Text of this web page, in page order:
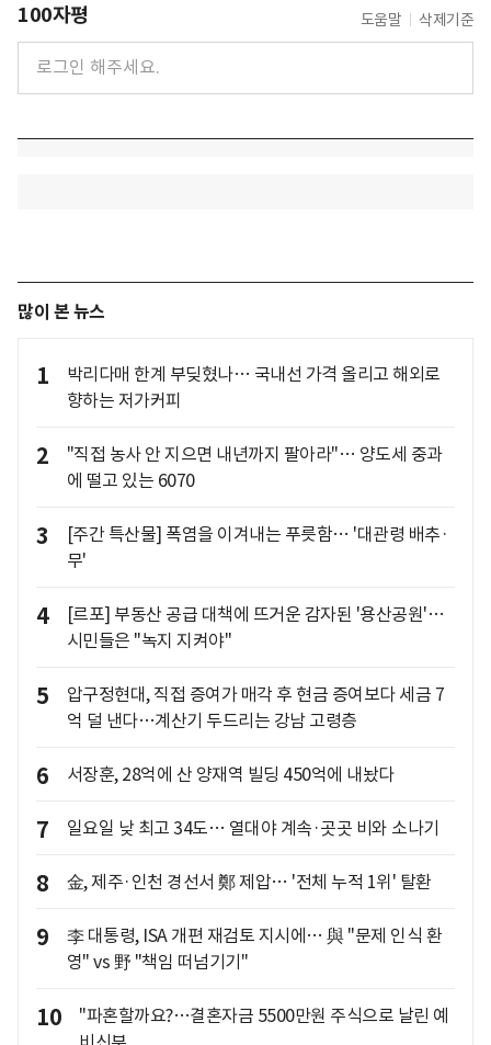
100자평 도움말 삭제기준
많이 본 뉴스
1
박리다매 한계 부딪혔나… 국내선 가격 올리고 해외로
향하는 저가커피
2
"직접 농사 안 지으면 내년까지 팔아라"… 양도세 중과
에 떨고 있는 6070
3
[주간 특산물] 폭염을 이겨내는 푸릇함… '대관령 배추·
무'
4
[르포] 부동산 공급 대책에 뜨거운 감자된 '용산공원'…
시민들은 "녹지 지켜야"
5
압구정현대, 직접 증여가 매각 후 현금 증여보다 세금 7
억 덜 낸다…계산기 두드리는 강남 고령층
6 서장훈, 28억에 산 양재역 빌딩 450억에 내놨다
7 일요일 낮 최고 34도… 열대야 계속·곳곳 비와 소나기
8 金, 제주·인천 경선서 鄭 제압… '전체 누적 1위' 탈환
9
李 대통령, ISA 개편 재검토 지시에… 與 "문제 인식 환
영" vs 野 "책임 떠넘기기"
10
"파혼할까요?…결혼자금 5500만원 주식으로 날린 예